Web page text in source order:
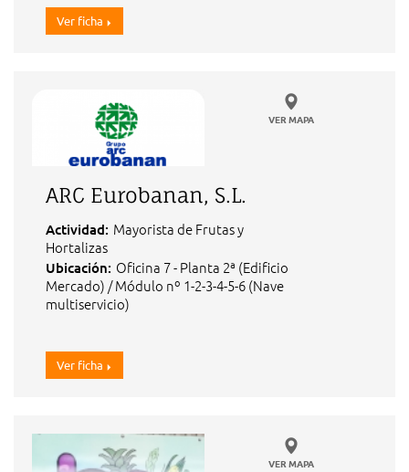
Ver ficha
VER MAPA
ARC Eurobanan, S.L.
Actividad: Mayorista de Frutas y
Hortalizas
Ubicación: Oficina 7 - Planta 2ª (Edificio
Mercado) / Módulo nº 1-2-3-4-5-6 (Nave
multiservicio)
Ver ficha
VER MAPA